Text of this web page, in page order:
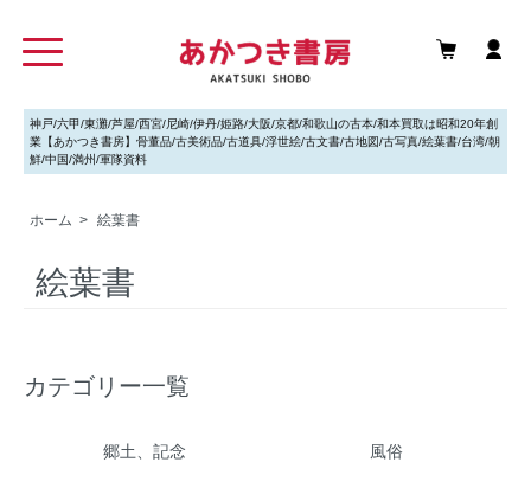
神戸/六甲/東灘/芦屋/西宮/尼崎/伊丹/姫路/大阪/京都/和歌山の古本/和本買取は昭和20年創
業【あかつき書房】骨董品/古美術品/古道具/浮世絵/古文書/古地図/古写真/絵葉書/台湾/朝
鮮/中国/満州/軍隊資料
ホーム > 絵葉書
絵葉書
カテゴリー一覧
郷土、記念 風俗